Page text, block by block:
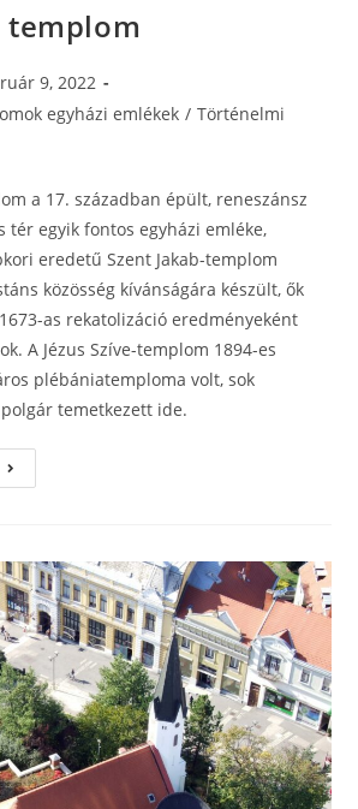
templom
9, 2022
egyházi emlékek / Történelmi
a 17. században épült, reneszánsz
tér egyik fontos egyházi emléke,
eredetű Szent Jakab-templom
közösség kívánságára készült, ők
as rekatolizáció eredményeként
A Jézus Szíve-templom 1894-es
plébániatemploma volt, sok
temetkezett ide.